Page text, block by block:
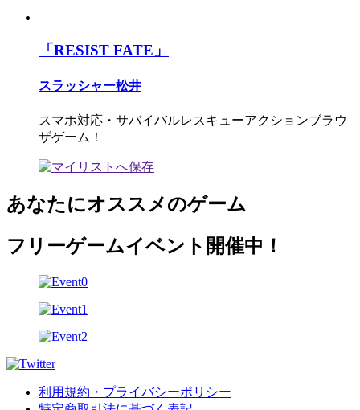
「RESIST FATE」
スラッシャー松井
スマホ対応・サバイバルレスキューアクションブラウ
ザゲーム！
あなたにオススメのゲーム
フリーゲームイベント開催中！
利用規約・プライバシーポリシー